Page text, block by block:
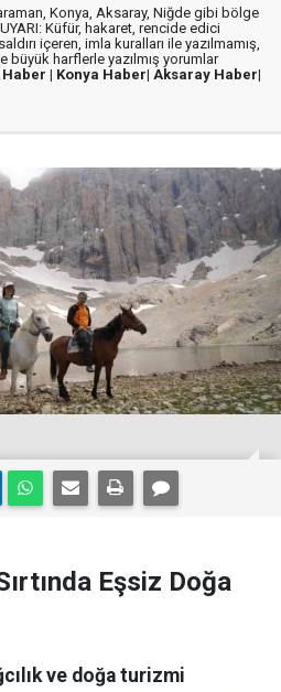
Konya, Aksaray, Niğde gibi bölge
Küfür, hakaret, rencide edici
içeren, imla kuralları ile yazılmamış,
büyük harflerle yazılmış yorumlar
| Konya Haber| Aksaray Haber|
Eşsiz Doğa
ve doğa turizmi